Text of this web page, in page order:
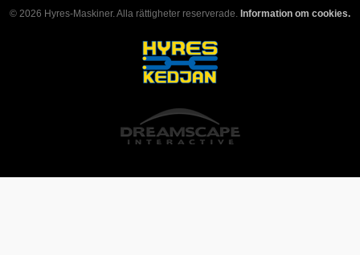
© 2026 Hyres-Maskiner. Alla rättigheter reserverade. Information om cookies.